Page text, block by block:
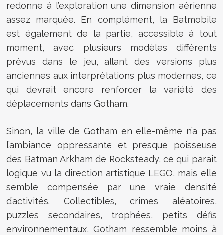
redonne à l’exploration une dimension aérienne
assez marquée. En complément, la Batmobile
est également de la partie, accessible à tout
moment, avec plusieurs modèles différents
prévus dans le jeu, allant des versions plus
anciennes aux interprétations plus modernes, ce
qui devrait encore renforcer la variété des
déplacements dans Gotham.
Sinon, la ville de Gotham en elle-même n’a pas
l’ambiance oppressante et presque poisseuse
des Batman Arkham de Rocksteady, ce qui paraît
logique vu la direction artistique LEGO, mais elle
semble compensée par une vraie densité
d’activités. Collectibles, crimes aléatoires,
puzzles secondaires, trophées, petits défis
environnementaux, Gotham ressemble moins à